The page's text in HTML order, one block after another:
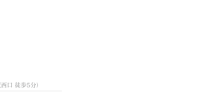
口 徒歩5分）